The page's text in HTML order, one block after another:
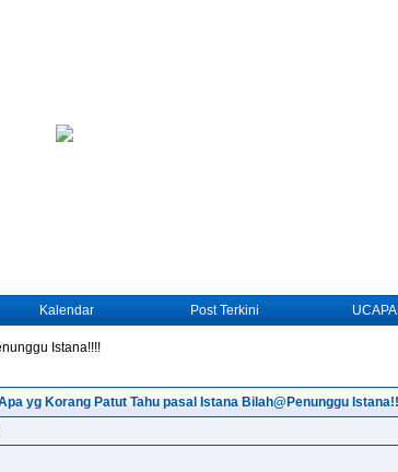
Kalendar Post Terkini
Istana!!!!
yg Korang Patut Tahu pasal Istana Bilah@Penunggu